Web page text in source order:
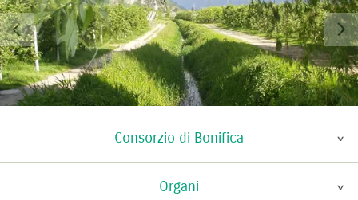
Consorzio di Bonifica
Organi